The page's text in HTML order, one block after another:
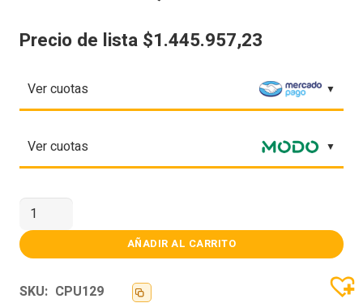
Precio de lista $1.445.957,23
Ver cuotas
Ver cuotas
PROCESADOR
AMD
(AM5)
RYZEN
9
cantidad
AÑADIR AL CARRITO
SKU: CPU129